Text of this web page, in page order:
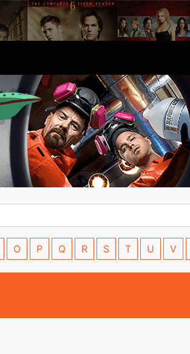
O P Q R S T U V